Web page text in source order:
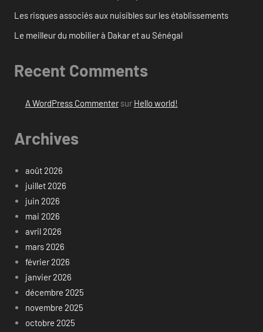
Les risques associés aux nuisibles sur les établissements
Le meilleur du mobilier à Dakar et au Sénégal
Recent Comments
A WordPress Commentersur Hello world!
Archives
août 2026
juillet 2026
juin 2026
mai 2026
avril 2026
mars 2026
février 2026
janvier 2026
décembre 2025
novembre 2025
octobre 2025